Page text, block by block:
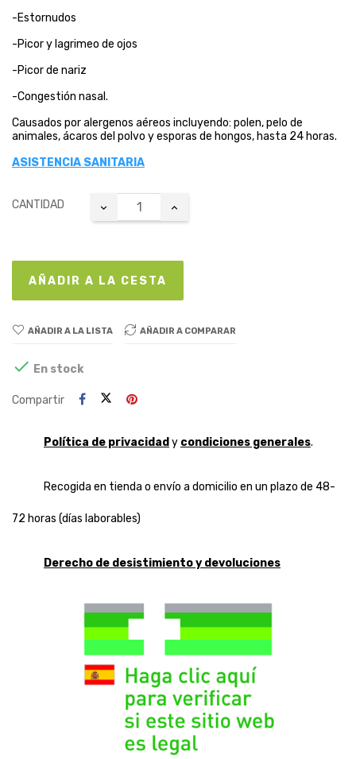
-Estornudos
-Picor y lagrimeo de ojos
-Picor de nariz
-Congestión nasal.
Causados por alergenos aéreos incluyendo: polen, pelo de
animales, ácaros del polvo y esporas de hongos, hasta 24 horas.
ASISTENCIA SANITARIA
CANTIDAD
AÑADIR A LA CESTA
AÑADIR A LA LISTA AÑADIR A COMPARAR
 En stock
Compartir
Política de privacidad y condiciones generales.
Recogida en tienda o envío a domicilio en un plazo de 48-
72 horas (días laborables)
Derecho de desistimiento y devoluciones